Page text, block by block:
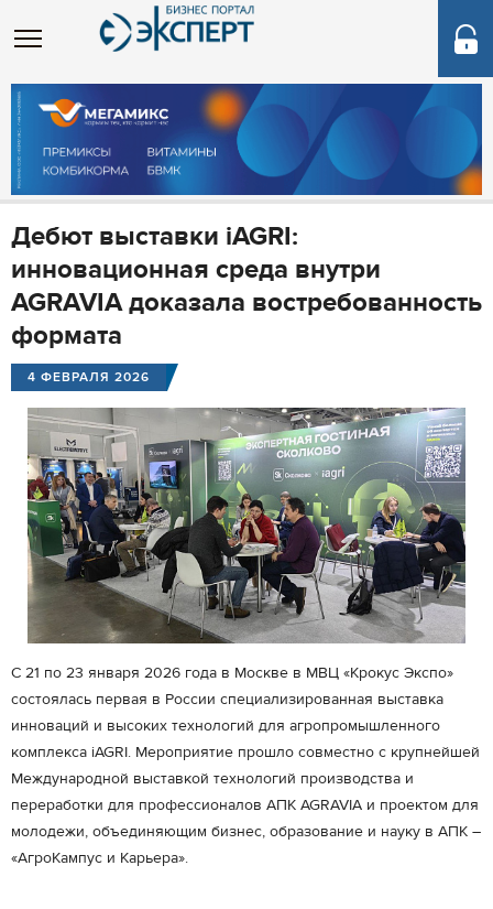
Дебют выставки iAGRI:
инновационная среда внутри
AGRAVIA доказала востребованность
формата
4 ФЕВРАЛЯ 2026
С 21 по 23 января 2026 года в Москве в МВЦ «Крокус Экспо»
состоялась первая в России специализированная выставка
инноваций и высоких технологий для агропромышленного
комплекса iAGRI. Мероприятие прошло совместно с крупнейшей
Международной выставкой технологий производства и
переработки для профессионалов АПК AGRAVIA и проектом для
молодежи, объединяющим бизнес, образование и науку в АПК –
«АгроКампус и Карьера».